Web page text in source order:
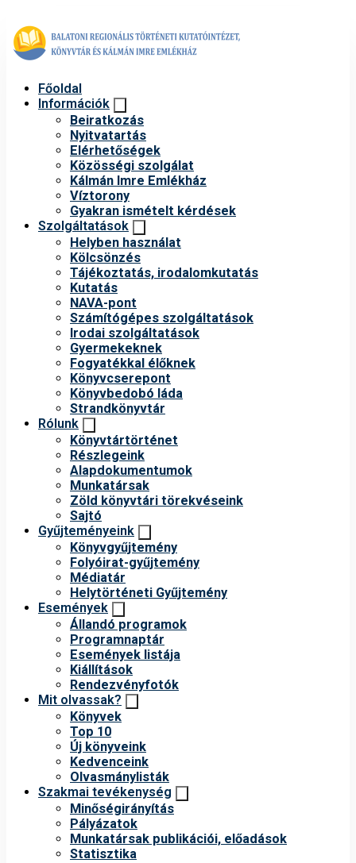
Főoldal
Információk
Beiratkozás
Nyitvatartás
Elérhetőségek
Közösségi szolgálat
Kálmán Imre Emlékház
Víztorony
Gyakran ismételt kérdések
Szolgáltatások
Helyben használat
Kölcsönzés
Tájékoztatás, irodalomkutatás
Kutatás
NAVA-pont
Számítógépes szolgáltatások
Irodai szolgáltatások
Gyermekeknek
Fogyatékkal élőknek
Könyvcserepont
Könyvbedobó láda
Strandkönyvtár
Rólunk
Könyvtártörténet
Részlegeink
Alapdokumentumok
Munkatársak
Zöld könyvtári törekvéseink
Sajtó
Gyűjteményeink
Könyvgyűjtemény
Folyóirat-gyűjtemény
Médiatár
Helytörténeti Gyűjtemény
Események
Állandó programok
Programnaptár
Események listája
Kiállítások
Rendezvényfotók
Mit olvassak?
Könyvek
Top 10
Új könyveink
Kedvenceink
Olvasmánylisták
Szakmai tevékenység
Minőségirányítás
Pályázatok
Munkatársak publikációi, előadások
Statisztika